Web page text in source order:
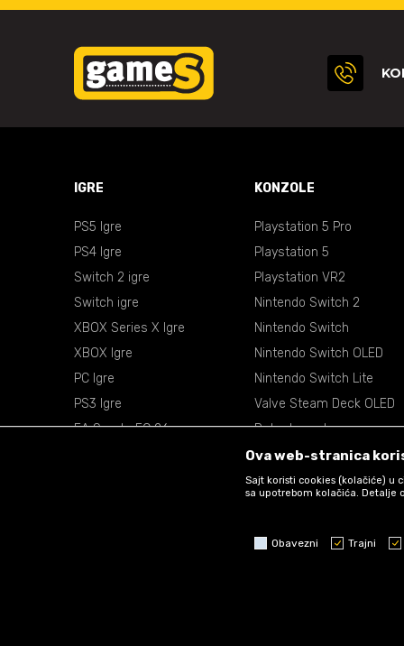
IGRE
PS5 Igre
PS4 Igre
Switch 2 igre
Switch igre
XBOX Series X Igre
XBOX Igre
PC Igre
PS3 Igre
EA Sports FC 26
KONZOLE
Playstation 5 Pro
Playstation 5
Playstation VR2
Nintendo Switch 2
Nintendo Switch
Nintendo Switch OLED
Nintendo Switch Lite
Valve Steam Deck OLED
Retro konzole
VR Naočare
Ova web-stranica
Sajt koristi cookies (kolačiće) u
sa upotrebom kolačića. Detalje
Obavezni Trajni